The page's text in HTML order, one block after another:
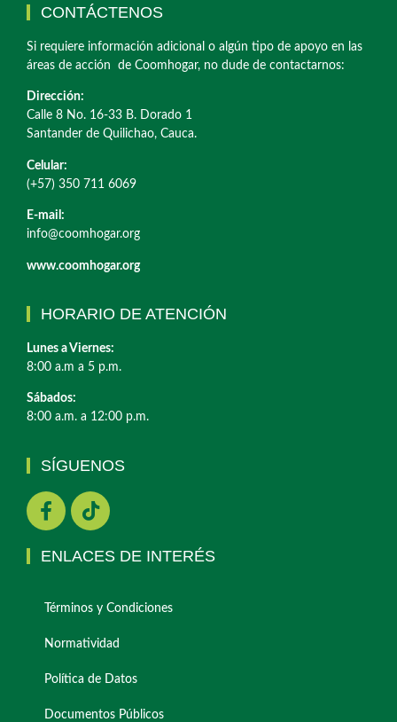
CONTÁCTENOS
Si requiere información adicional o algún tipo de apoyo en las
áreas de acción de Coomhogar, no dude de contactarnos:
Dirección:
Calle 8 No. 16-33 B. Dorado 1
Santander de Quilichao, Cauca.
Celular:
(+57) 350 711 6069
E-mail:
info@coomhogar.org
www.coomhogar.org
HORARIO DE ATENCIÓN
Lunes a Viernes:
8:00 a.m a 5 p.m.
Sábados:
8:00 a.m. a 12:00 p.m.
SÍGUENOS
ENLACES DE INTERÉS
Términos y Condiciones
Normatividad
Política de Datos
Documentos Públicos